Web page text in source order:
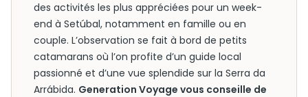
des activités les plus appréciées pour un week-
end à Setúbal, notamment en famille ou en
couple. L’observation se fait à bord de petits
catamarans où l’on profite d’un guide local
passionné et d’une vue splendide sur la Serra da
Arrábida. Generation Voyage vous conseille de